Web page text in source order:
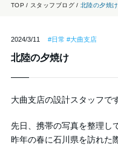
TOP スタッフブログ 北陸の夕焼け
2024/3/11 #日常 #大曲支店
北陸の夕焼け
大曲支店の設計スタッフで
先日、携帯の写真を整理し
昨年の春に石川県を訪れた